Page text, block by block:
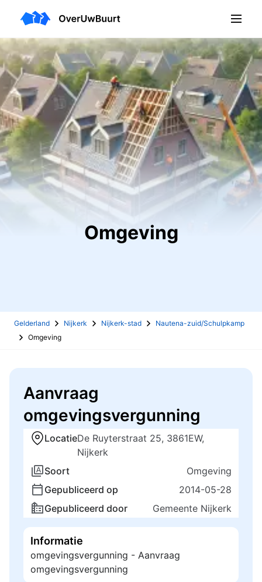
Omgeving
Gelderland Nijkerk Nijkerk-stad
Nautena-zuid/Schulpkamp
Omgeving
Aanvraag
omgevingsvergunning
LocatieDe Ruyterstraat 25, 3861EW,
Nijkerk
Soort
Omgeving
Gepubliceerd op
2014-05-28
Gepubliceerd door
Gemeente Nijkerk
Informatie
omgevingsvergunning - Aanvraag
omgevingsvergunning